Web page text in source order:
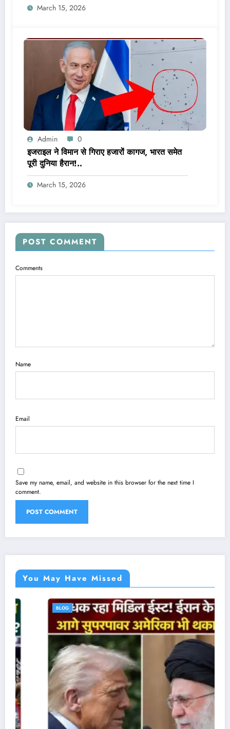
March 15, 2026
Admin 0
इजराइल ने विमान से गिराए हजारों कागज, भारत समेत
पूरी दुनिया हैरान!..
March 15, 2026
POST COMMENT
Comments
Name
Email
Save my name, email, and website in this browser for the next time I
comment.
You May Have Missed